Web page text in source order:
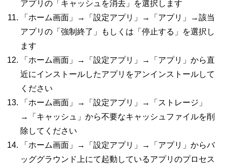
アプリの「キャッシュを消去」を選択します
「ホーム画面」→「設定アプリ」→「アプリ」→該当
アプリの「強制終了」もしくは「停止する」を選択し
ます
「ホーム画面」→「設定アプリ」→「アプリ」から直
近にインストールしたアプリをアンインストールして
ください
「ホーム画面」→「設定アプリ」→「ストレージ」
→「キャッシュ」から不要なキャッシュファイルを削
除してください
「ホーム画面」→「設定アプリ」→「アプリ」からバ
ッググラウンド上にて起動しているアプリのプロセス